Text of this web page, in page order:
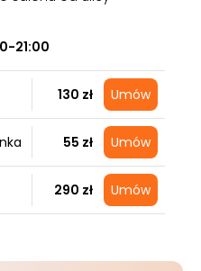
21:00
130 zł Umów
55 zł Umów
290 zł Umów